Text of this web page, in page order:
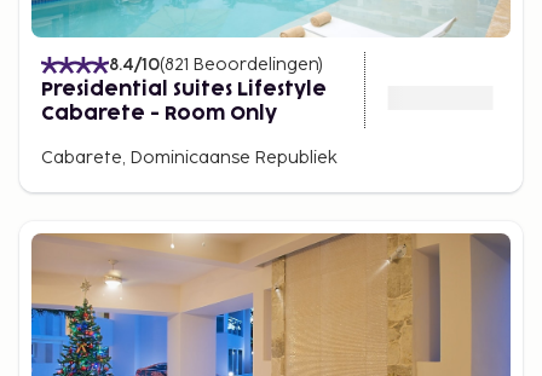
8.4/10(821 Beoordelingen)
Presidential Suites Lifestyle
Cabarete - Room Only
Cabarete, Dominicaanse Republiek